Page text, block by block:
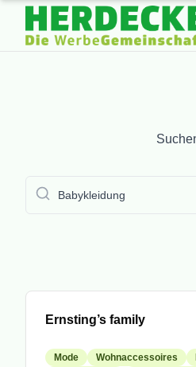
Ernsting’s family
Mode Wohnaccessoires